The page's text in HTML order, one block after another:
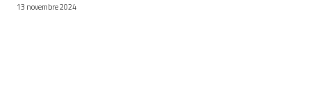
13 novembre 2024